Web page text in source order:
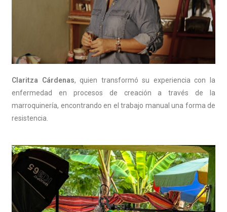
Claritza Cárdenas, quien transformó su experiencia con la
enfermedad en procesos de creación a través de la
marroquinería, encontrando en el trabajo manual una forma de
resistencia.